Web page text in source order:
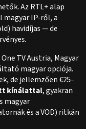
Az RTL+ alap
magyar IP-ről, a
havidíjas — de
TV Austria, Magyar
magyar opciója.
de jellemzően €25–
kínálattal, gyakran
magyar
és a VOD) ritkán